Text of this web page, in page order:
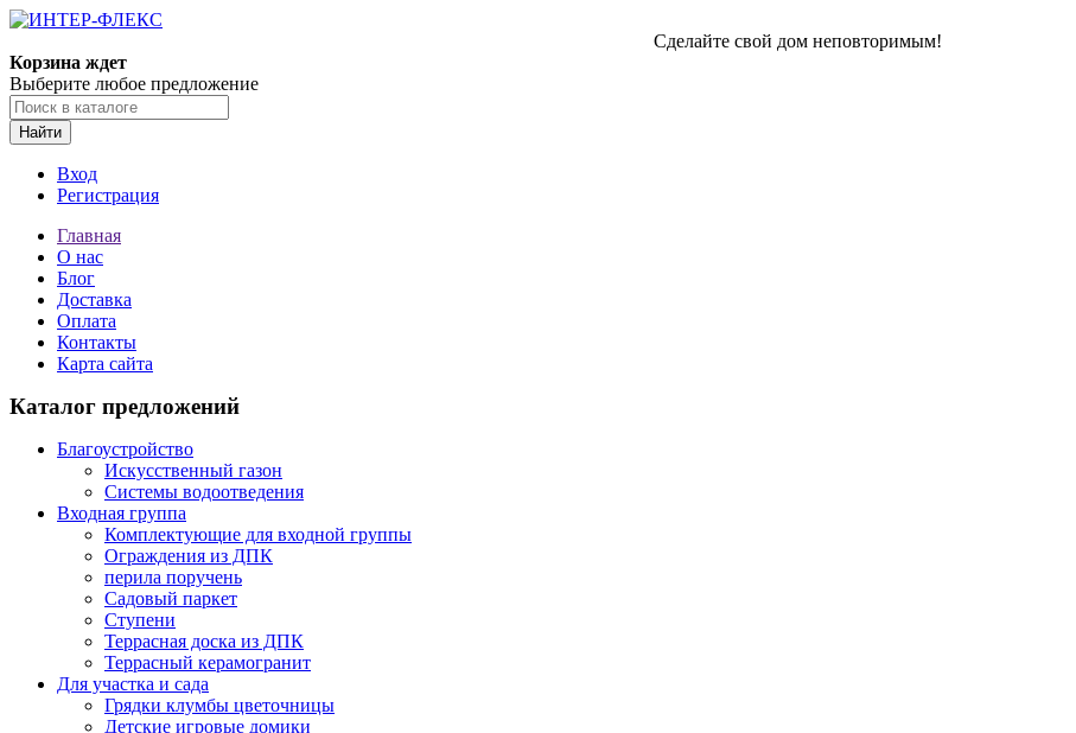
Сделайте свой дом неповторимым!
Корзина ждет
Выберите любое предложение
Найти
Вход
Регистрация
Главная
О нас
Блог
Доставка
Оплата
Контакты
Карта сайта
Каталог предложений
Благоустройство
Искусственный газон
Системы водоотведения
Входная группа
Комплектующие для входной группы
Ограждения из ДПК
перила поручень
Садовый паркет
Ступени
Террасная доска из ДПК
Террасный керамогранит
Для участка и сада
Грядки клумбы цветочницы
Детские игровые домики